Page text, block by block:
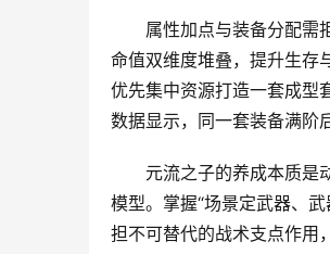
属性加点与装备分配需
命值双维度堆叠，提升生存
优先集中资源打造一套成型
数据显示，同一套装备满阶
元流之子的养成本质是
模型。掌握“场景定武器、
担不可替代的战术支点作用